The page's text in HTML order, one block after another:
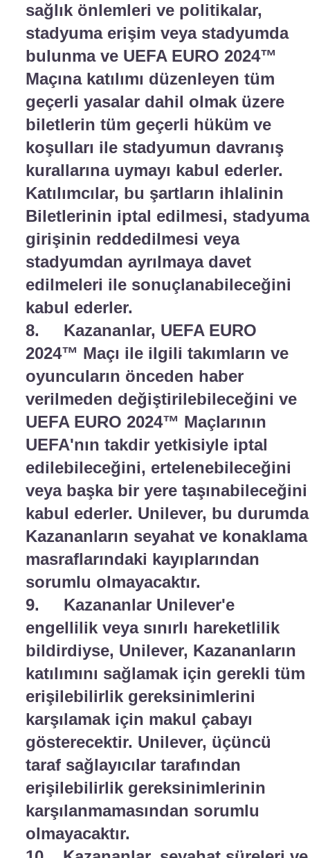
sağlık önlemleri ve politikalar,
stadyuma erişim veya stadyumda
bulunma ve UEFA EURO 2024™
Maçına katılımı düzenleyen tüm
geçerli yasalar dahil olmak üzere
biletlerin tüm geçerli hüküm ve
koşulları ile stadyumun davranış
kurallarına uymayı kabul ederler.
Katılımcılar, bu şartların ihlalinin
Biletlerinin iptal edilmesi, stadyuma
girişinin reddedilmesi veya
stadyumdan ayrılmaya davet
edilmeleri ile sonuçlanabileceğini
kabul ederler.
8. Kazananlar, UEFA EURO
2024™ Maçı ile ilgili takımların ve
oyuncuların önceden haber
verilmeden değiştirilebileceğini ve
UEFA EURO 2024™ Maçlarının
UEFA'nın takdir yetkisiyle iptal
edilebileceğini, ertelenebileceğini
veya başka bir yere taşınabileceğini
kabul ederler. Unilever, bu durumda
Kazananların seyahat ve konaklama
masraflarındaki kayıplarından
sorumlu olmayacaktır.
9. Kazananlar Unilever'e
engellilik veya sınırlı hareketlilik
bildirdiyse, Unilever, Kazananların
katılımını sağlamak için gerekli tüm
erişilebilirlik gereksinimlerini
karşılamak için makul çabayı
gösterecektir. Unilever, üçüncü
taraf sağlayıcılar tarafından
erişilebilirlik gereksinimlerinin
karşılanmamasından sorumlu
olmayacaktır.